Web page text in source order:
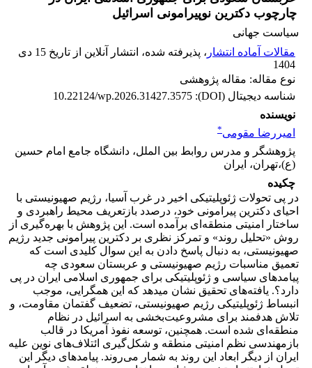
چارچوب دکترین نوپیرامونی اسرائیل
سیاست جهانی
مقالات آماده انتشار
، پذیرفته شده، انتشار آنلاین از تاریخ 15 دی
1404
نوع مقاله: مقاله پژوهشی
شناسه دیجیتال (DOI):
10.22124/wp.2026.31427.3575
نویسنده
امیررضا مقومی*
پژوهشگر و مدرس روابط بین الملل، دانشگاه جامع امام حسین
(ع)،تهران، ایران
چکیده
در پی تحولات ژئوپلیتیکی اخیر در غرب آسیا، رژیم صهیونیستی با
احیای دکترین پیرامونی خود، درصدد بازتعریف محیط راهبردی و
ساختار امنیتی منطقه‌ای برآمده است. این پژوهش با بهره‌گیری از
روش «تحلیل روند» و تمرکز نظری بر دکترین پیرامونی جدید رژیم
صهیونیستی، به دنبال پاسخ دادن به این سوال کلیدی است که
تعمیق مناسبات رژیم صهیونیستی و عربستان سعودی چه
پیامدهای سیاسی و ژئوپلیتیکی برای جمهوری اسلامی ایران در پی
دارد؟. یافته‌های تحقیق نشان می‎دهد که این همگرایی، موجب
انبساط ژئوپلیتیکی رژیم صهیونیستی، تضعیف گفتمان مقاومت، و
تلاش هدفمند برای مشروعیت‌بخشی به اسرائیل در نظام
منطقه‌ای شده است. همچنین، توسعه نفوذ آمریکا در قالب
بازمهندسی نظم امنیتی منطقه و شکل‌گیری ائتلاف‌های نوین علیه
ایران از دیگر ابعاد این روند به شمار می‌روند. پیامدهای دیگر این